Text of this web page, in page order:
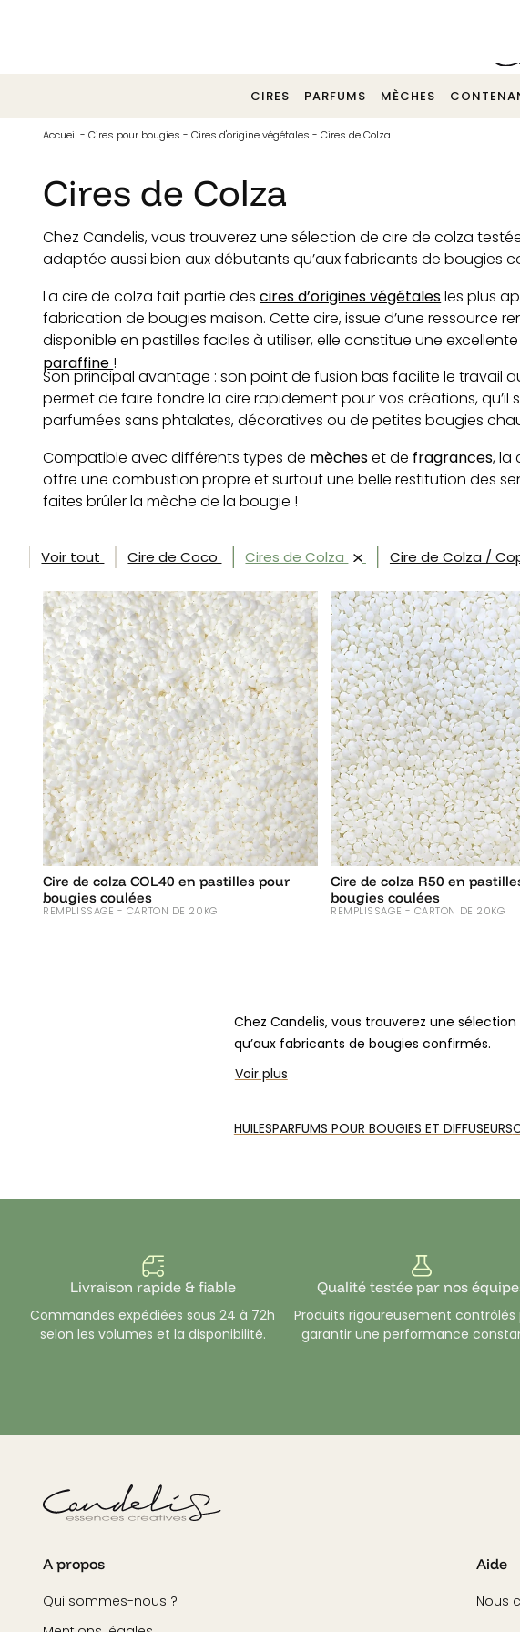
CIRES PARFUMS MÈCHES
Accueil - Cires pour bougies- Cires d'origine végétales- Cires de Colza
Cires de Colza
Chez Candelis, vous trouverez une sélection de cire de colza
adaptée aussi bien aux débutants qu’aux fabricants de bougies
La cire de colza fait partie descires d’origines végétales les plus
fabrication de bougies maison. Cette cire, issue d’une ressource
disponible en pastilles faciles à utiliser, elle constitue une
paraffine !
Son principal avantage : son point de fusion bas facilite le travail
permet de faire fondre la cire rapidement pour vos créations, qu’il
parfumées sans phtalates, décoratives ou de petites bougies
Compatible avec différents types de mèches et de fragrances, la
offre une combustion propre et surtout une belle restitution des
faites brûler la mèche de la bougie !
Voir tout Cire de Coco Cires de Colza Cire de Colza /
Cire de colza COL40 en pastilles pour
bougies coulées
REMPLISSAGE - CARTON DE 20KG
Cire de colza R50 en
bougies coulées
REMPLISSAGE - CARTON DE 20KG
Chez Candelis, vous trouverez une
qu’aux fabricants de bougies confirmés.
La cire de colza fait partie des
alternative à laparaffine!
chauffe-plat.
surtout une belle restitution des senteurs
Voir plus
HUILESPARFUMS POUR BOUGIES ET DIFFUSEURS
Livraison rapide & fiable
Commandes expédiées sous 24 à 72h
selon les volumes et la disponibilité.
Qualité testée par nos
Produits rigoureusement contrôlés
garantir une performance
A propos
Qui sommes-nous ?
Aide
Nous